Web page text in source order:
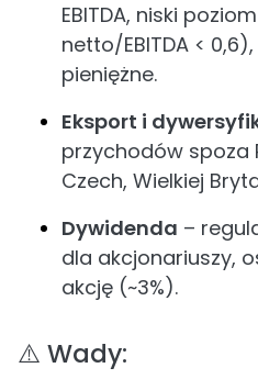
EBITDA, niski
netto/EBITDA <
pieniężne.
Eksport i
przychodów spoza
Czech, Wielkiej
Dywidenda –
dla akcjonariuszy,
akcję (~3%).
⚠️ Wady: